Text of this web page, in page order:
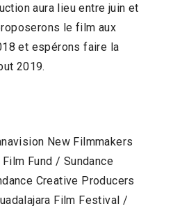
aura lieu entre juin et
le film aux
et espérons faire la
2019.
New Filmmakers
Fund / Sundance
Creative Producers
Film Festival /